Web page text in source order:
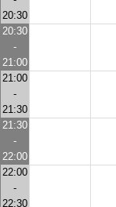
20:30
20:30
-
21:00
21:00
-
21:30
21:30
-
22:00
22:00
-
22:30